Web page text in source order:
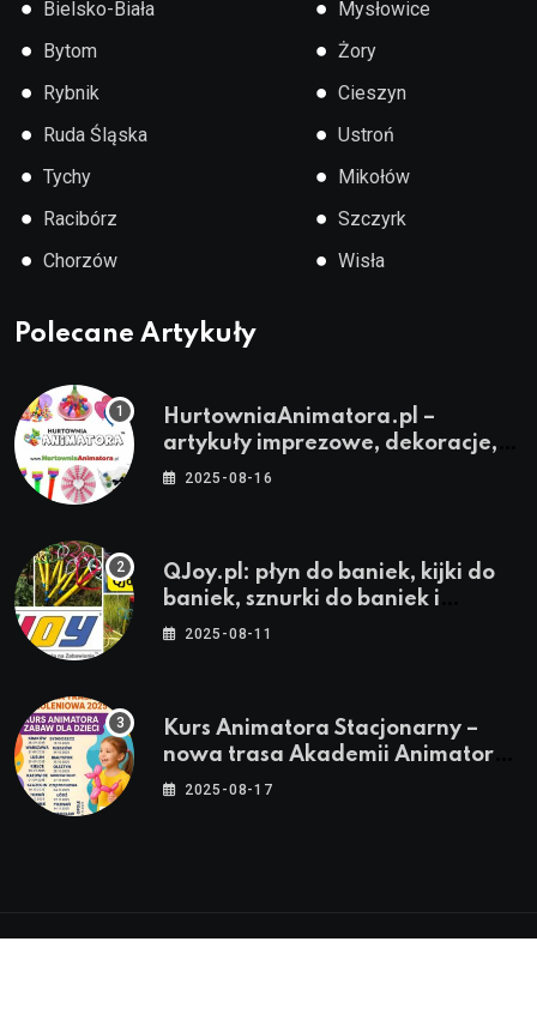
● Bielsko-Biała
● Bytom
● Rybnik
● Ruda Śląska
● Tychy
● Racibórz
● Chorzów
● Mysłowice
● Żory
● Cieszyn
● Ustroń
● Mikołów
● Szczyrk
● Wisła
Polecane Artykuły
HurtowniaAnimatora.pl –
artykuły imprezowe, dekoracje,
stroje i akcesoria dla animatorów
2025-08-16
QJoy.pl: płyn do baniek, kijki do
baniek, sznurki do baniek i
zestawy do baniek
2025-08-11
Kurs Animatora Stacjonarny –
nowa trasa Akademii Animatora
– jesień 2025
2025-08-17